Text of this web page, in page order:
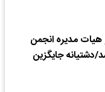
هیات مدیره انجمن
دشتیانه جایگزین